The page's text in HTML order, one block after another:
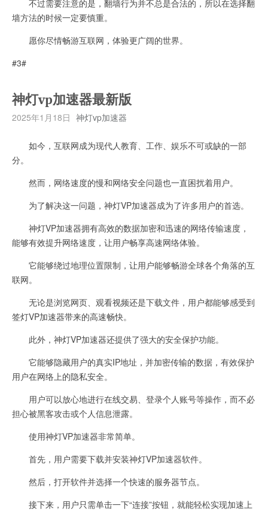
不过需要注意的是，翻墙行为并不总是合法的，所以在选择翻
墙方法的时候一定要慎重。
愿你尽情畅游互联网，体验更广阔的世界。
#3#
神灯vp加速器最新版
2025年1月18日 神灯vp加速器
如今，互联网成为现代人教育、工作、娱乐不可或缺的一部
分。
然而，网络速度的慢和网络安全问题也一直困扰着用户。
为了解决这一问题，神灯VP加速器成为了许多用户的首选。
神灯VP加速器拥有高效的数据加密和迅速的网络传输速度，
能够有效提升网络速度，让用户畅享高速网络体验。
它能够绕过地理位置限制，让用户能够畅游全球各个角落的互
联网。
无论是浏览网页、观看视频还是下载文件，用户都能够感受到
签灯VP加速器带来的高速畅快。
此外，神灯VP加速器还提供了强大的安全保护功能。
它能够隐藏用户的真实IP地址，并加密传输的数据，有效保护
用户在网络上的隐私安全。
用户可以放心地进行在线交易、登录个人账号等操作，而不必
担心被黑客攻击或个人信息泄露。
使用神灯VP加速器非常简单。
首先，用户需要下载并安装神灯VP加速器软件。
然后，打开软件并选择一个快速的服务器节点。
接下来，用户只需单击一下“连接”按钮，就能轻松实现加速上